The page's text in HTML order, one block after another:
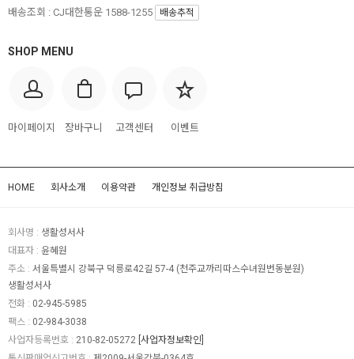
SHOP MENU
마이페이지 장바구니 고객센터 이벤트
배송조회 : CJ대한통운 1588-1255
배송추적
HOME 회사소개 이용약관 개인정보 취급방침
회사명 : 생활성서사
대표자 : 윤혜원
주소 : 서울특별시 강북구 덕릉로42길 57-4 (천주교까리따스수녀원번동분원)
생활성서사
전화 : 02-945-5985
팩스 : 02-984-3038
사업자등록번호 : 210-82-05272 [사업자정보확인]